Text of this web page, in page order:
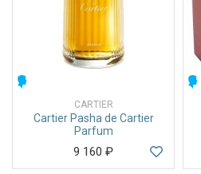
CARTIER
Cartier Pasha de Cartier
Parfum
9 160 ₽